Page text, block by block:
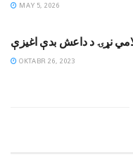
MAY 5, 2026
نړۍ د داعش بدې اغیزې
OKTABR 26, 2023